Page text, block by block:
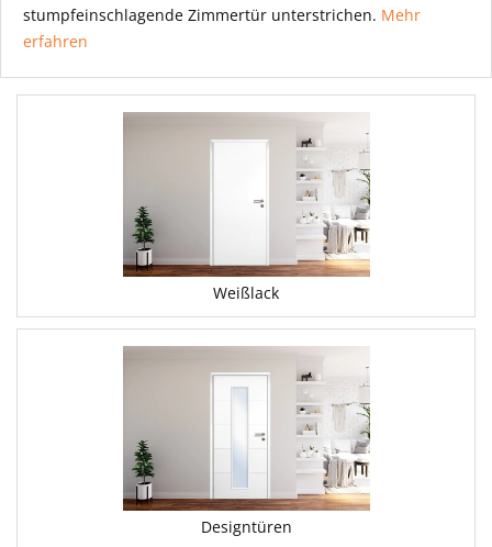
stumpfeinschlagende Zimmertür unterstrichen. Mehr
erfahren
Weißlack
Designtüren